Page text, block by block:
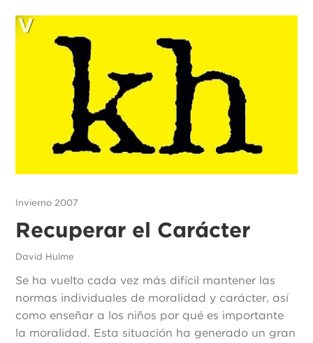
Invierno 2007
Recuperar el Carácter
David Hulme
Se ha vuelto cada vez más difícil mantener las
normas individuales de moralidad y carácter, así
como enseñar a los niños por qué es importante
la moralidad. Esta situación ha generado un gran